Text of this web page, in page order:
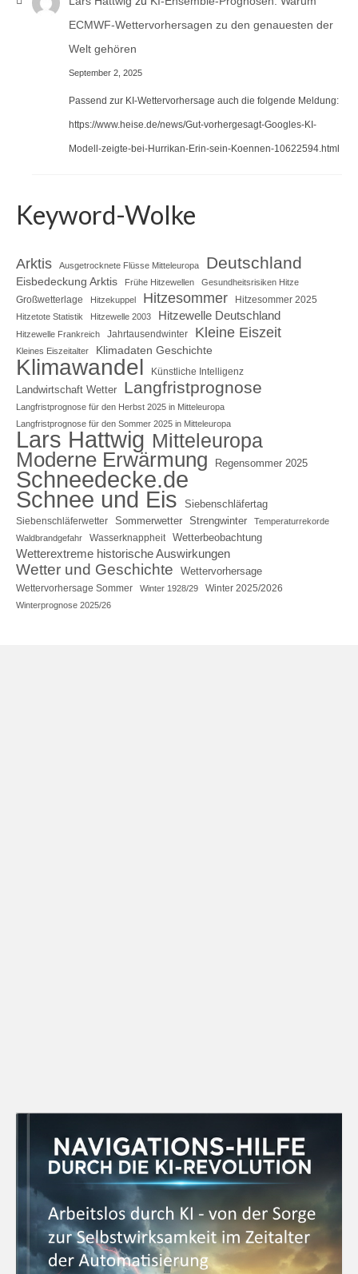
ECMWF-Wettervorhersagen zu den genauesten der
Welt gehören
September 2, 2025
Passend zur KI-Wettervorhersage auch die folgende Meldung:
https://www.heise.de/news/Gut-vorhergesagt-Googles-KI-
Modell-zeigte-bei-Hurrikan-Erin-sein-Koennen-10622594.html
Keyword-Wolke
Arktis Ausgetrocknete Flüsse Mitteleuropa Deutschland
Eisbedeckung Arktis Frühe Hitzewellen Gesundheitsrisiken Hitze
Großwetterlage Hitzekuppel Hitzesommer Hitzesommer 2025
Hitzetote Statistik Hitzewelle 2003 Hitzewelle Deutschland
Hitzewelle Frankreich Jahrtausendwinter Kleine Eiszeit
Kleines Eiszeitalter Klimadaten Geschichte
Klimawandel Künstliche Intelligenz
Landwirtschaft Wetter Langfristprognose
Langfristprognose für den Herbst 2025 in Mitteleuropa
Langfristprognose für den Sommer 2025 in Mitteleuropa
Lars Hattwig Mitteleuropa
Moderne Erwärmung Regensommer 2025
Schneedecke.de
Schnee und Eis Siebenschläfertag
Siebenschläferwetter Sommerwetter Strengwinter
Temperaturrekorde
Waldbrandgefahr
Wasserknappheit Wetterbeobachtung
Wetterextreme historische Auswirkungen
Wetter und Geschichte Wettervorhersage
Wettervorhersage Sommer Winter 1928/29 Winter 2025/2026
Winterprognose 2025/26